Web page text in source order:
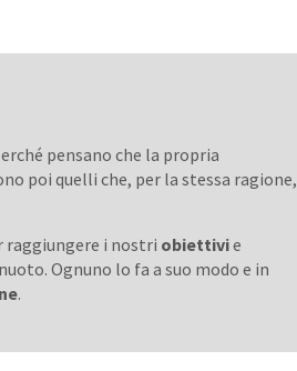
pensano che la propria
poi quelli che, per la stessa ragione,
i nostri obiettivie
Ognuno lo fa a suo modo e in
.